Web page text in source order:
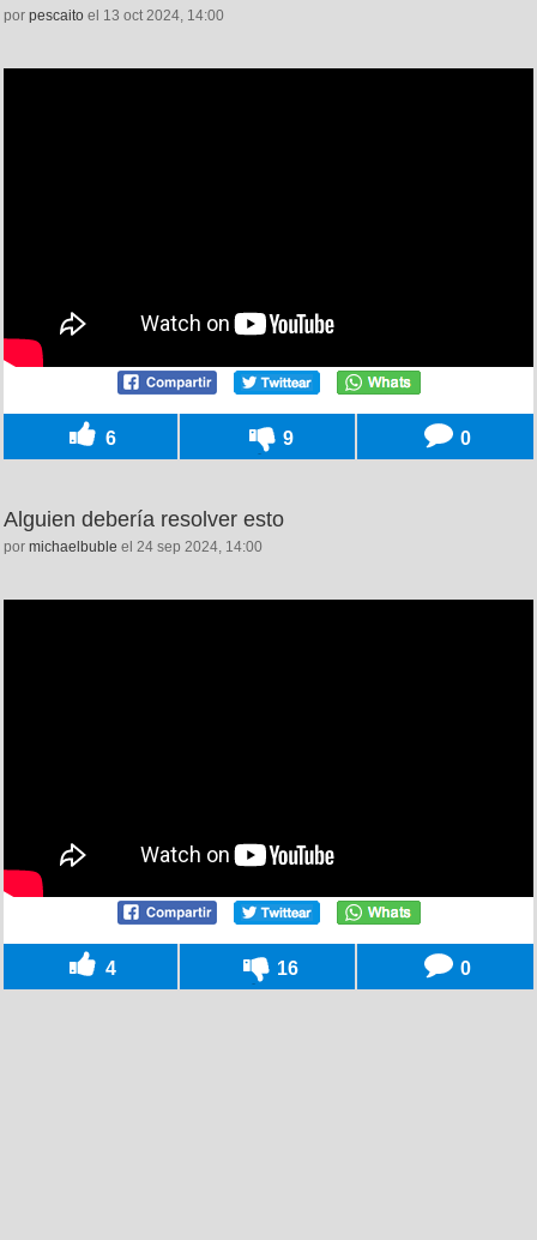
por pescaito el 13 oct 2024, 14:00
6 9 0
Alguien debería resolver esto
por michaelbuble el 24 sep 2024, 14:00
4 16 0